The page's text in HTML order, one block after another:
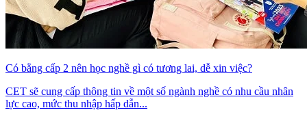
Có bằng cấp 2 nên học nghề gì có tương lai, dễ xin việc?
CET sẽ cung cấp thông tin về một số ngành nghề có nhu cầu nhân
lực cao, mức thu nhập hấp dẫn...